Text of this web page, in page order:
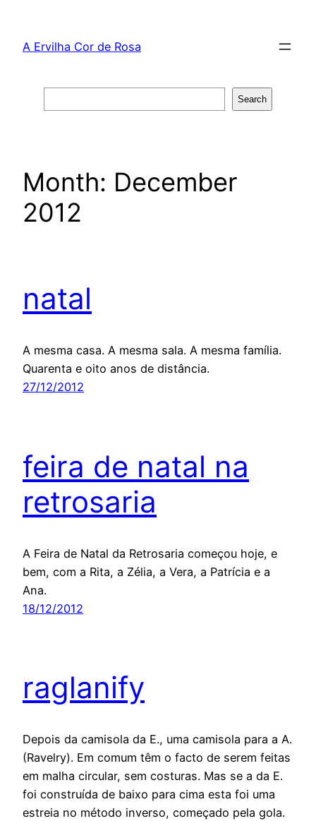
content
A Ervilha Cor de Rosa
Search
Month: December
2012
natal
A mesma casa. A mesma sala. A mesma família.
Quarenta e oito anos de distância.
27/12/2012
feira de natal na
retrosaria
A Feira de Natal da Retrosaria começou hoje, e
bem, com a Rita, a Zélia, a Vera, a Patrícia e a
Ana.
18/12/2012
raglanify
Depois da camisola da E., uma camisola para a A.
(Ravelry). Em comum têm o facto de serem feitas
em malha circular, sem costuras. Mas se a da E.
foi construída de baixo para cima esta foi uma
estreia no método inverso, começado pela gola.